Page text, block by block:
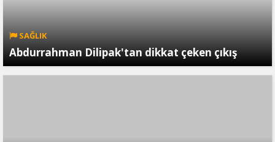
SAĞLIK
Abdurrahman Dilipak'tan dikkat çeken çıkış